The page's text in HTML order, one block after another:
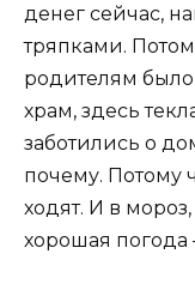
денег сейчас,
тряпками.
родителям было
храм, здесь
заботились о
почему. Потому
ходят. И в
хорошая погода